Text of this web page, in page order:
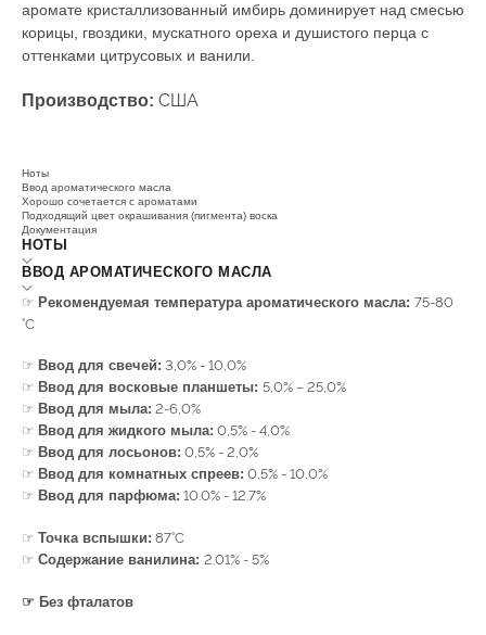
аромате кристаллизованный имбирь доминирует над смесью
корицы, гвоздики, мускатного ореха и душистого перца с
оттенками цитрусовых и ванили.
Производство: США
Ноты
Ввод ароматического масла
Хорошо сочетается с ароматами
Подходящий цвет окрашивания (пигмента) воска
Документация
НОТЫ
ВВОД АРОМАТИЧЕСКОГО МАСЛА
☞ Рекомендуемая температура ароматического масла: 75-80
°C
☞ Ввод для свечей: 3,0% - 10,0%
☞ Ввод для восковые планшеты: 5,0% – 25,0%
☞ Ввод для мыла: 2-6,0%
☞ Ввод для жидкого мыла: 0,5% - 4,0%
☞ Ввод для лосьонов: 0,5% - 2,0%
☞ Ввод для комнатных спреев: 0,5% - 10,0%
☞ Ввод для парфюма: 10.0% - 12.7%
☞ Точка вспышки: 87°C
☞ Содержание ванилина: 2.01% - 5%
☞ Без фталатов